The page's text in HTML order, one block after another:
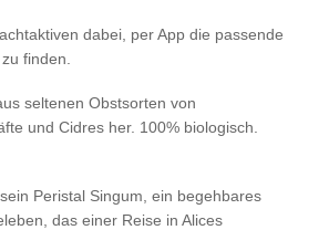
dabei, per App die passende
finden.
seltenen Obstsorten von
und Cidres her. 100% biologisch.
Peristal Singum, ein begehbares
das einer Reise in Alices